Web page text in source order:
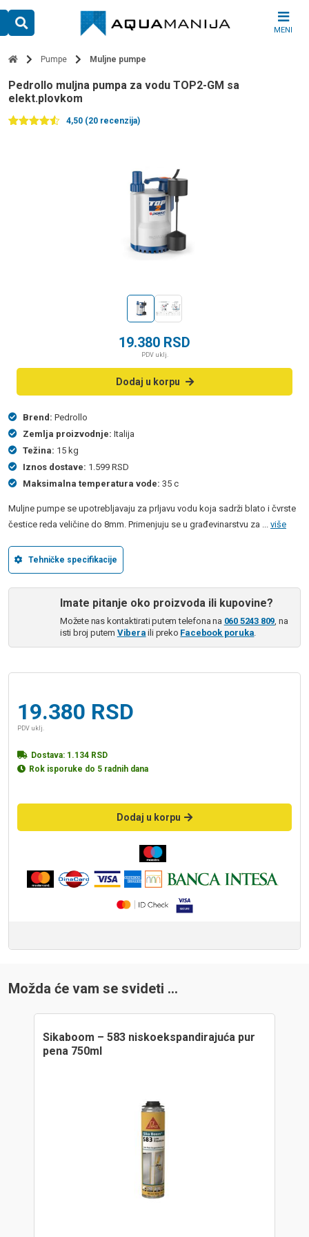
content
MENI
Pumpe Muljne pumpe
Pedrollo muljna pumpa za vodu TOP2-GM sa
elekt.plovkom
4,50 (20 recenzija)
19.380 RSD
PDV uklj.
Dodaj u korpu
Brend: Pedrollo
Zemlja proizvodnje: Italija
Težina: 15 kg
Iznos dostave: 1.599 RSD
Maksimalna temperatura vode: 35 c
Muljne pumpe se upotrebljavaju za prljavu vodu koja sadrži blato i čvrste
čestice reda veličine do 8mm. Primenjuju se u građevinarstvu za ... više
Tehničke specifikacije
Imate pitanje oko proizvoda ili kupovine?
Možete nas kontaktirati putem telefona na 060 5243 809, na
isti broj putem Vibera ili preko Facebook poruka.
19.380 RSD
PDV uklj.
Dostava: 1.134 RSD
Rok isporuke do 5 radnih dana
Dodaj u korpu
Možda će vam se svideti …
Sikaboom – 583 niskoekspandirajuća pur
pena 750ml